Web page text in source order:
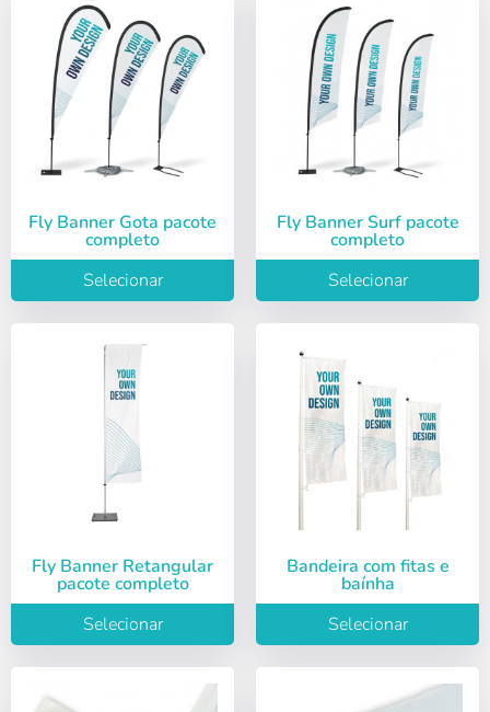
Fly Banner Gota pacote
completo
Selecionar
Fly Banner Surf pacote
completo
Selecionar
Fly Banner Retangular
pacote completo
Selecionar
Bandeira com fitas e
baínha
Selecionar